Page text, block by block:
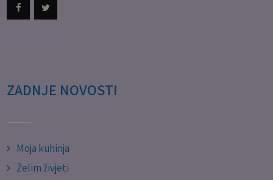
ZADNJE NOVOSTI
Moja kuhinja
Želim živjeti